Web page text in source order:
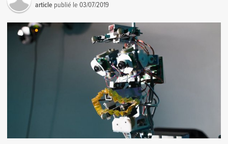
article publié le03/07/2019